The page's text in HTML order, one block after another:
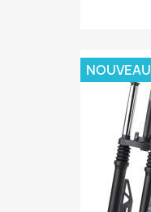
NOUVEAU